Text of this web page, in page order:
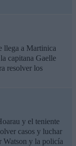
llega a Martinica
capitana Gaelle
resolver los
y el teniente
casos y luchar
Watson y la policía